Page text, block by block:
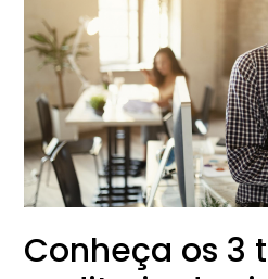
Conheça os 3
tipos
auditoria
de
sistemas
de
gestão